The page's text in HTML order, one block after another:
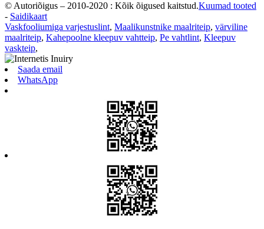
© Autoriõigus – 2010-2020 : Kõik õigused kaitstud.Kuumad tooted
- Saidikaart
Vaskfooliumiga varjestuslint, Maalikunstnike maalriteip, värviline
maalriteip, Kahepoolne kleepuv vahtteip, Pe vahtlint, Kleepuv
vaskteip,
Saada email
WhatsApp